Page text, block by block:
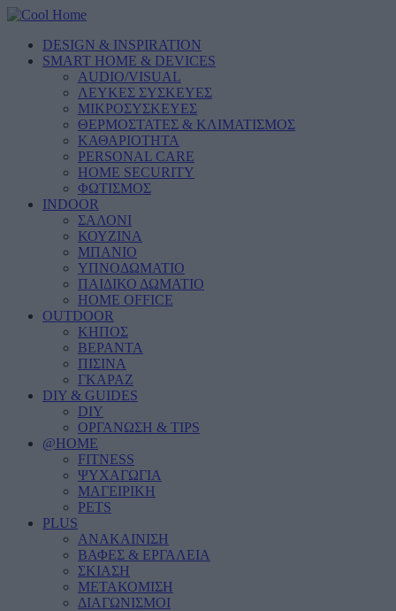
DESIGN & INSPIRATION
SMART HOME & DEVICES
AUDIO/VISUAL
ΛΕΥΚΕΣ ΣΥΣΚΕΥΕΣ
ΜΙΚΡΟΣΥΣΚΕΥΕΣ
ΘΕΡΜΟΣΤΑΤΕΣ & ΚΛΙΜΑΤΙΣΜΟΣ
ΚΑΘΑΡΙΟΤΗΤΑ
PERSONAL CARE
HOME SECURITY
ΦΩΤΙΣΜΟΣ
INDOOR
ΣΑΛΟΝΙ
ΚΟΥΖΙΝΑ
ΜΠΑΝΙΟ
ΥΠΝΟΔΩΜΑΤΙΟ
ΠΑΙΔΙΚΟ ΔΩΜΑΤΙΟ
HOME OFFICE
OUTDOOR
ΚΗΠΟΣ
ΒΕΡΑΝΤΑ
ΠΙΣΙΝΑ
ΓΚΑΡΑΖ
DIY & GUIDES
DIY
ΟΡΓΑΝΩΣΗ & TIPS
@HOME
FITNESS
ΨΥΧΑΓΩΓΙΑ
ΜΑΓΕΙΡΙΚΗ
PETS
PLUS
ΑΝΑΚΑΙΝΙΣΗ
ΒΑΦΕΣ & ΕΡΓΑΛΕΙΑ
ΣΚΙΑΣΗ
ΜΕΤΑΚΟΜΙΣΗ
ΔΙΑΓΩΝΙΣΜΟΙ